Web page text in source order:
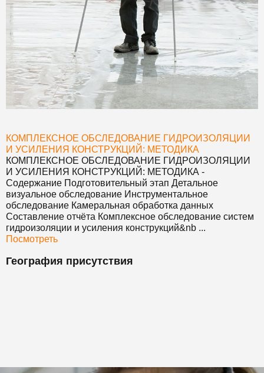
КОМПЛЕКСНОЕ ОБСЛЕДОВАНИЕ ГИДРОИЗОЛЯЦИИ
И УСИЛЕНИЯ КОНСТРУКЦИЙ: МЕТОДИКА
КОМПЛЕКСНОЕ ОБСЛЕДОВАНИЕ ГИДРОИЗОЛЯЦИИ
И УСИЛЕНИЯ КОНСТРУКЦИЙ: МЕТОДИКА -
Содержание Подготовительный этап Детальное
визуальное обследование Инструментальное
обследование Камеральная обработка данных
Составление отчёта Комплексное обследование систем
гидроизоляции и усиления конструкций&nb ...
Посмотреть
География присутствия